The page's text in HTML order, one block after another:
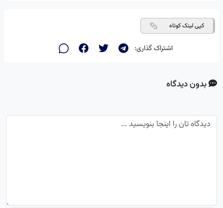
کپی لینک کوتاه
اشتراک گذاری:
بدون دیدگاه